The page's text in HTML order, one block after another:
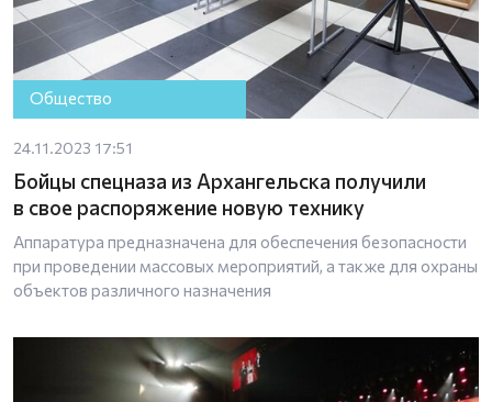
Общество
24.11.2023 17:51
Бойцы спецназа из Архангельска получили
в свое распоряжение новую технику
Аппаратура предназначена для обеспечения безопасности
при проведении массовых мероприятий, а также для охраны
объектов различного назначения